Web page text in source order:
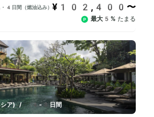
4日間（燃油込み） ¥102,400〜
最大5% たまる
ア) / 4-8日間